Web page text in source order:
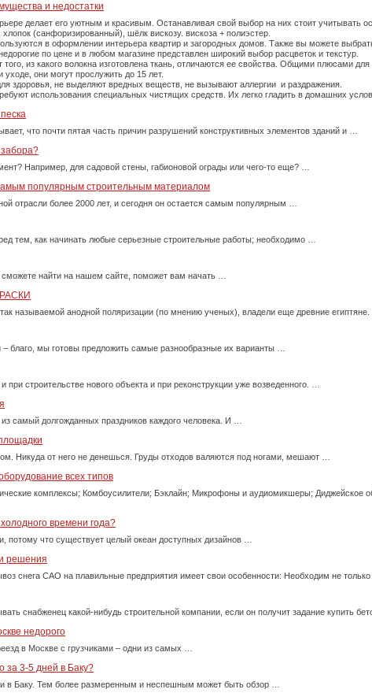
и недостатки
делает его уютным и красивым. Останавливая свой выбор на них стоит
(санфоризированный), шёлк вискозу. вискоза + полиэстер.
в оформлении интерьера квартир и загородных домов. Также вы можете
по цене и в любом магазине представлен широкий выбор расцветок и текстур.
из какого волокна изготовлена ткань, отличаются ее свойства. Общими плюсами для
они могут прослужить до 15 лет.
здоровья, не выделяют вредных веществ, не вызывают аллергии и раздражения.
использования специальных чистящих средств. Их легко гладить в домашних
что почти пятая часть причин разрушений конструктивных элементов зданий и …
Например, для садовой стены, габионовой ограды или чего-то еще? …
популярным строительным материалом
отрасли более 2000 лет, и сегодня он остается самым популярным …
тем, как начинать любые серьезные строительные работы; необходимо …
найти на нашем сайте, поможет вам начать …
называемой анодной поляризации (по мнению ученых), владели еще древние египтяне.
– благо, мы готовы предложить самые разнообразные их варианты …
при строительстве нового объекта и при реконструкции уже возведенного. …
самый долгожданных праздников каждого человека. И …
Никуда от него не денешься. Груды отходов валяются под ногами, мешают …
всех типов
комплексы; Комбоусилители; Бэклайн; Микрофоны и аудиомикшеры; Диджейское
времени года?
что существует целый океан доступных дизайнов …
решения
снега САО на плавильные предприятия имеет свои особенности: Необходим не только
снабженец какой-нибудь строительной компании, если он получит задание купить
недорого
в Москве с грузчиками – одни из самых …
за 3-5 дней в Баку?
в Баку. Тем более размеренным и неспешным может быть обзор …